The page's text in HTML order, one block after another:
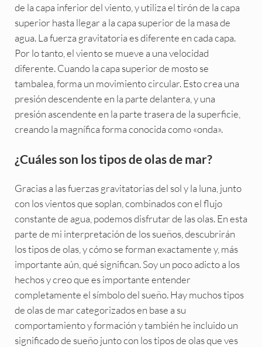
de la capa inferior del viento, y utiliza el tirón de la capa
superior hasta llegar a la capa superior de la masa de
agua. La fuerza gravitatoria es diferente en cada capa.
Por lo tanto, el viento se mueve a una velocidad
diferente. Cuando la capa superior de mosto se
tambalea, forma un movimiento circular. Esto crea una
presión descendente en la parte delantera, y una
presión ascendente en la parte trasera de la superficie,
creando la magnífica forma conocida como «onda».
¿Cuáles son los tipos de olas de mar?
Gracias a las fuerzas gravitatorias del sol y la luna, junto
con los vientos que soplan, combinados con el flujo
constante de agua, podemos disfrutar de las olas. En esta
parte de mi interpretación de los sueños, descubrirán
los tipos de olas, y cómo se forman exactamente y, más
importante aún, qué significan. Soy un poco adicto a los
hechos y creo que es importante entender
completamente el símbolo del sueño. Hay muchos tipos
de olas de mar categorizados en base a su
comportamiento y formación y también he incluido un
significado de sueño junto con los tipos de olas que ves